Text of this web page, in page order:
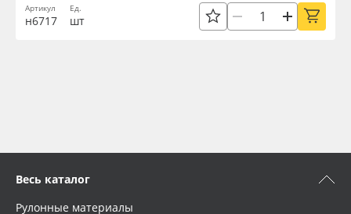
Артикул
н6717
Ед.
шт
Весь каталог
Рулонные материалы